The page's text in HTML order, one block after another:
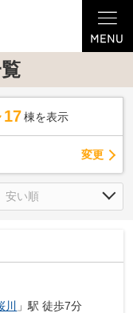
17 棟を表示
変更
川 」駅 徒歩7分